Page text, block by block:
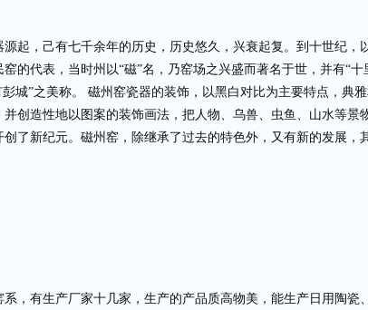
起，己有七千余年的历史，历史悠久，兴衰起复。到十世纪，
的代表，当时州以“磁”名，乃窑场之兴盛而著名于世，并有“十
城”之美称。 磁州窑瓷器的装饰，以黑白对比为主要特点，典
创造性地以图案的装饰画法，把人物、乌兽、虫鱼、山水等景
了新纪元。磁州窑，除继承了过去的特色外，又有新的发展，
，有生产厂家十几家，生产的产品质高物美，能生产日用陶瓷、